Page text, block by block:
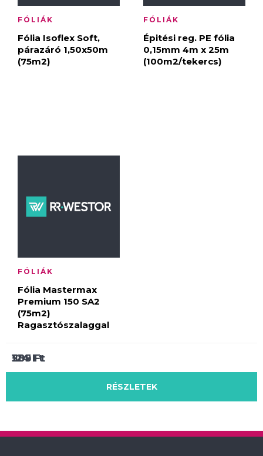
FÓLIÁK
Fólia Isoflex Soft,
párazáró 1,50x50m
(75m2)
205Ft
RÉSZLETEK
FÓLIÁK
Épitési reg. PE fólia
0,15mm 4m x 25m
(100m2/tekercs)
124Ft
RÉSZLETEK
FÓLIÁK
Fólia Mastermax
Premium 150 SA2
(75m2)
Ragasztószalaggal
589Ft
RÉSZLETEK